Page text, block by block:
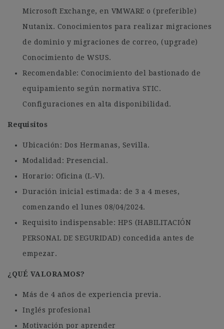
Microsoft Exchange, en VMWARE o (preferible)
Nutanix. Conocimientos para realizar migraciones
de dominio y migraciones de correo, (upgrade)
Conocimiento de WSUS.
Recomendable: Conocimiento del bastionado de
equipamiento según normativa STIC.
Configuraciones en alta disponibilidad.
Requisitos
Ubicación: Dos Hermanas, Sevilla.
Modalidad: Presencial.
Horario: Oficina (L-V).
Duración inicial estimada: de 3 a 4 meses,
comenzando el lunes 08/04/2024.
Requisito indispensable: HPS (HABILITACIÓN
PERSONAL DE SEGURIDAD) concedida antes de
empezar.
¿QUÉ VALORAMOS?
Más de 4 años de experiencia previa.
Inglés profesional
Motivación por aprender